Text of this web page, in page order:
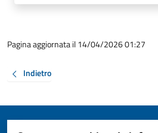
Pagina aggiornata il 14/04/2026 01:27
Indietro